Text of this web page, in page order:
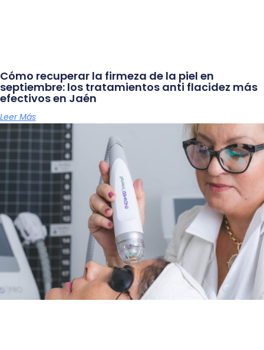
Cómo recuperar la firmeza de la piel en
septiembre: los tratamientos anti flacidez más
efectivos en Jaén
Leer Más